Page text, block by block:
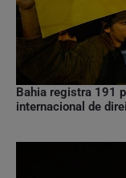
Bahia registra 191
internacional de